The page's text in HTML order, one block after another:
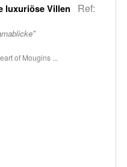
luxuriöse Villen
Ref:
of Mougins ...